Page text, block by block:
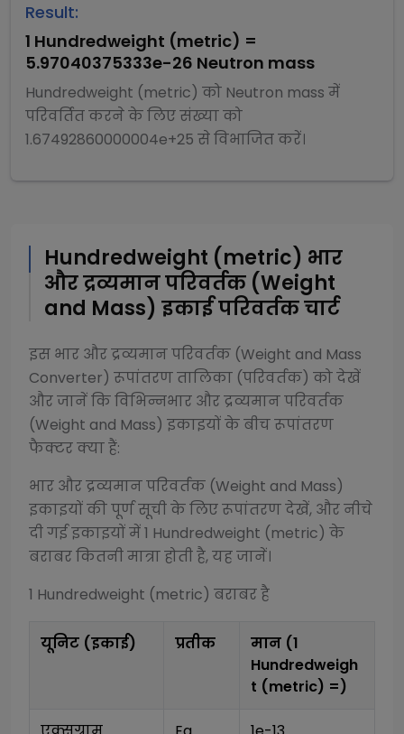
Result:
1 Hundredweight (metric) =
5.97040375333e-26 Neutron mass
Hundredweight (metric) को Neutron mass में
परिवर्तित करने के लिए संख्या को
1.67492860000004e+25 सेविभाजितकरें।
Hundredweight (metric) भार
और द्रव्यमान परिवर्तक (Weight
and Mass) इकाई परिवर्तक चार्ट
इस भार और द्रव्यमान परिवर्तक (Weight and Mass
Converter) रूपांतरण तालिका (परिवर्तक) को देखें
और जानें कि विभिन्नभार और द्रव्यमान परिवर्तक
(Weight and Mass) इकाइयों के बीच रूपांतरण
फैक्टर क्या हैं:
भार और द्रव्यमान परिवर्तक (Weight and Mass)
इकाइयों की पूर्ण सूची के लिए रूपांतरण देखें, और नीचे
दी गई इकाइयों में 1 Hundredweight (metric) के
बराबर कितनी मात्रा होती है, यह जानें।
1 Hundredweight (metric) बराबर है
यूनिट (इकाई) प्रतीक
मान (1
Hundredweigh
t (metric) =)